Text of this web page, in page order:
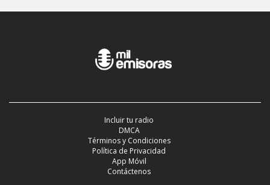
Incluir tu radio
DMCA
Términos y Condiciones
Política de Privacidad
App Móvil
Contáctenos